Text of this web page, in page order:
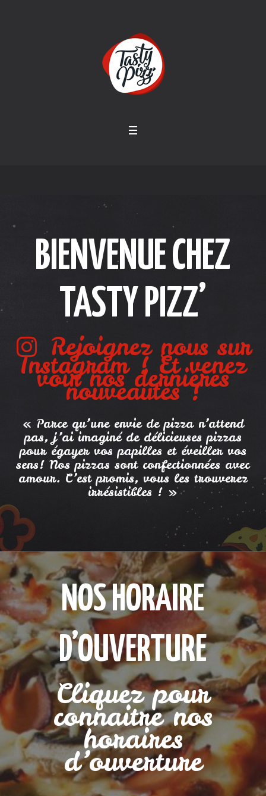
BIENVENUE CHEZ
TASTY PIZZ’
Rejoignez nous sur
Instagram ! Et venez
voir nos dernières
nouveautés !
« Parce qu’une envie de pizza n’attend
pas, j’ai imaginé de délicieuses pizzas
pour égayer vos papilles et éveiller vos
sens! Nos pizzas sont confectionnées avec
amour. C’est promis, vous les trouverez
irrésistibles ! »
NOS HORAIRE
D’OUVERTURE
Cliquez pour
connaitre nos
horaires
d’ouverture